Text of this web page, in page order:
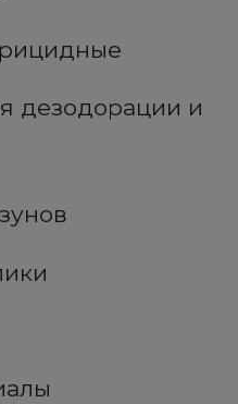
дезодорации и